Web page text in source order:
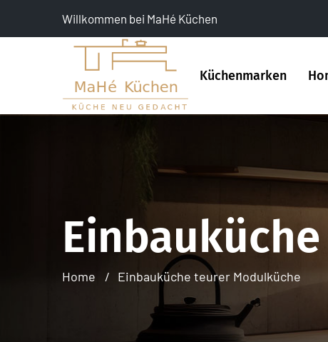
Willkommen bei MaHé Küchen
Küchenmarken
Home Einbauküche teurer Modulküche